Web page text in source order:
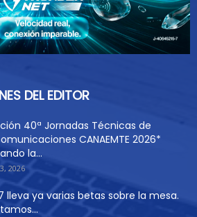
DEL EDITOR
40ª Jornadas Técnicas de
CANAEMTE 2026*
la...
2026
lleva ya varias betas sobre la mesa.